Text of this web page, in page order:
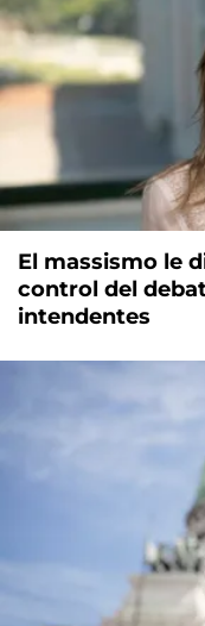
El massismo le
control del
intendentes